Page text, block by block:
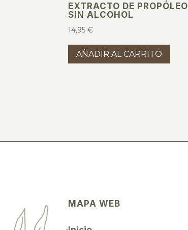
EXTRACTO DE PROPÓLEO
SIN ALCOHOL
14,95€
AÑADIR AL CARRITO
MAPA WEB